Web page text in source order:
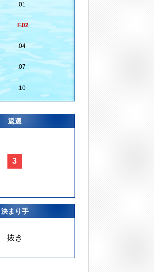
.01
F.02
.04
.07
.10
返還
3
決まり手
抜き